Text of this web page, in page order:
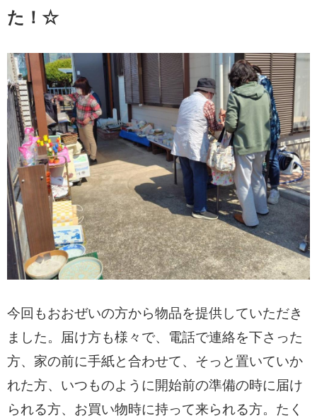
た！☆
今回もおおぜいの方から物品を提供していただき
ました。届け方も様々で、電話で連絡を下さった
方、家の前に手紙と合わせて、そっと置いていか
れた方、いつものように開始前の準備の時に届け
られる方、お買い物時に持って来られる方。たく